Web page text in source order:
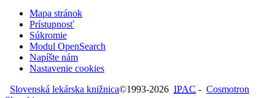
Mapa stránok
Prístupnosť
Súkromie
Modul OpenSearch
Napíšte nám
Nastavenie cookies
Slovenská lekárska knižnica©1993-2026 IPAC - Cosmotron